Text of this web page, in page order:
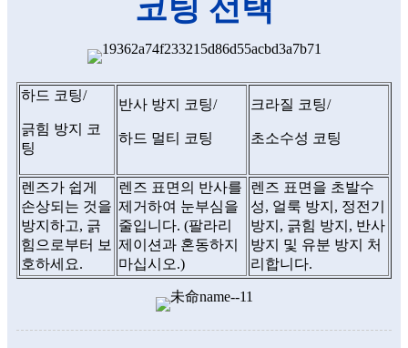
코팅 선택
하드 코팅/
긁힘 방지 코
팅
반사 방지 코팅/
하드 멀티 코팅
크라질 코팅/
초소수성 코팅
렌즈가 쉽게
손상되는 것을
방지하고, 긁
힘으로부터 보
호하세요.
렌즈 표면의 반사를
제거하여 눈부심을
줄입니다. (팔라리
제이션과 혼동하지
마십시오.)
렌즈 표면을 초발수
성, 얼룩 방지, 정전기
방지, 긁힘 방지, 반사
방지 및 유분 방지 처
리합니다.